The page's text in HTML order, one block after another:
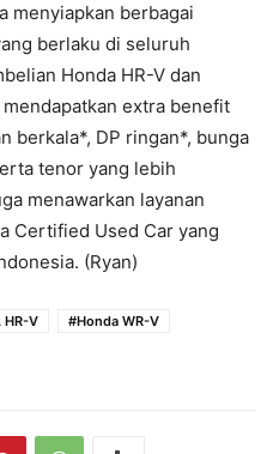
menyiapkan berbagai
berlaku di seluruh
Honda HR-V dan
extra benefit
berkala*, DP ringan*, bunga
tenor yang lebih
menawarkan layanan
Certified Used Car yang
(Ryan)
HR-V
#Honda WR-V